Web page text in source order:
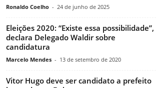
Ronaldo Coelho - 24 de junho de 2025
Eleições 2020: “Existe essa possibilidade”,
declara Delegado Waldir sobre
candidatura
Marcelo Mendes - 13 de setembro de 2020
Vitor Hugo deve ser candidato a prefeito